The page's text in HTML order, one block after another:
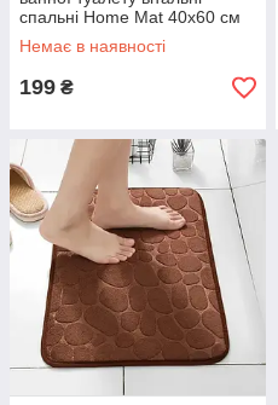
спальні Home Mat 40х60 см
Немає в наявності
199 ₴